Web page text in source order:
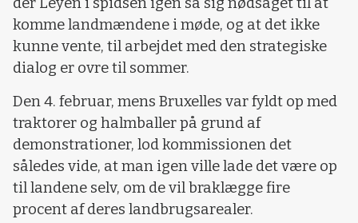
komme landmændene i møde, og at det ikke
kunne vente, til arbejdet med den strategiske
dialog er ovre til sommer.
Den 4. februar, mens Bruxelles var fyldt op med
traktorer og halmballer på grund af
demonstrationer, lod kommissionen det
således vide, at man igen ville lade det være op
til landene selv, om de vil braklægge fire
procent af deres landbrugsarealer.